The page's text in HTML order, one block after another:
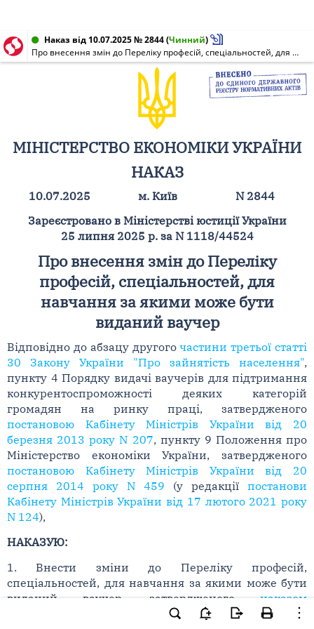
Наказ від 10.07.2025 № 2844(Чинний)
Про внесення змін до Переліку професій, спеціальностей, для навчання за якими може бути виданий ваучер